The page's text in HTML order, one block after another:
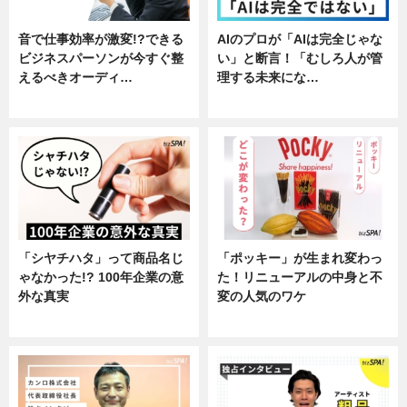
音で仕事効率が激変!?できる
ビジネスパーソンが今すぐ整
えるべきオーディ…
AIのプロが「AIは完全じゃな
い」と断言！「むしろ人が管
理する未来にな…
「シヤチハタ」って商品名じ
ゃなかった!? 100年企業の意
外な真実
「ポッキー」が生まれ変わっ
た！リニューアルの中身と不
変の人気のワケ